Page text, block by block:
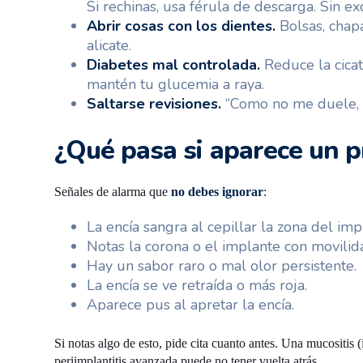
Si rechinas, usa férula de descarga. Sin
Abrir cosas con los dientes. Bolsas,
alicate.
Diabetes mal controlada. Reduce la
mantén tu glucemia a raya.
Saltarse revisiones. “Como no me
¿Qué pasa si aparece un
Señales de alarma que no debes ignorar:
La encía sangra al cepillar la zona del
Notas la corona o el implante con
Hay un sabor raro o mal olor persistente.
La encía se ve retraída o más roja.
Aparece pus al apretar la encía.
Si notas algo de esto, pide cita cuanto antes. Una